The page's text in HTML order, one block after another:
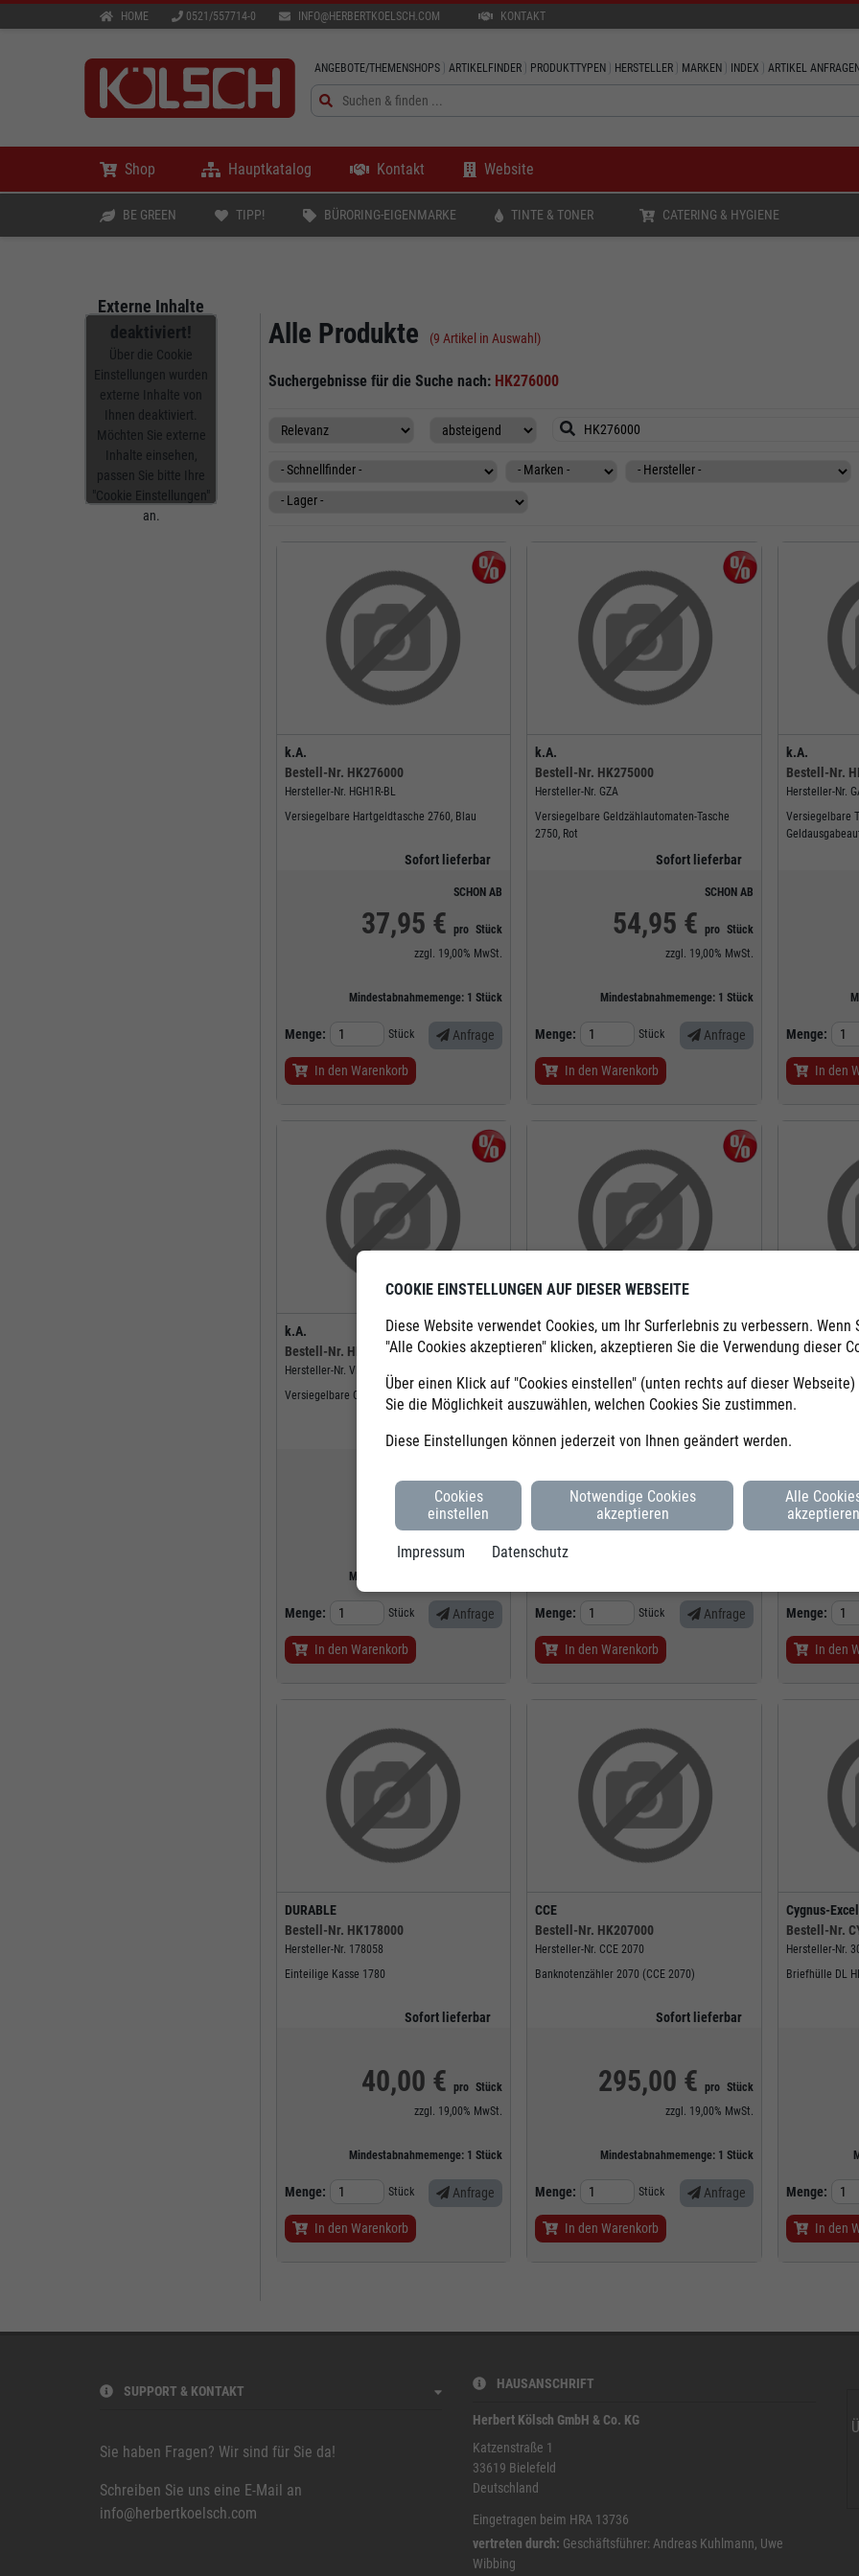
HOME 0521/557714-0 INFO@HERBERTKOELSCH.COM KONTAKT
ANGEBOTE/THEMENSHOPS ARTIKELFINDER PRODUKTTYPEN HERSTELLER MARKEN INDEX ARTIKEL
Shop Hauptkatalog Kontakt Website
BE GREEN TIPP! BÜRORING-EIGENMARKE TINTE & TONER CATERING & HYGIENE
Externe Inhalte
deaktiviert!
Über die Cookie
Einstellungen wurden
externe Inhalte von
Ihnen deaktiviert.
Möchten Sie externe
Inhalte einsehen,
passen Sie bitte Ihre
"Cookie Einstellungen"
an.
Alle Produkte (9 Artikel in Auswahl)
Suchergebnisse für die Suche nach: HK276000
k.A.
Bestell-Nr. HK276000
Hersteller-Nr. HGH1R-BL
Versiegelbare Hartgeldtasche 2760, Blau
Sofort lieferbar
SCHON AB
37,95 € pro Stück
zzgl. 19,00% MwSt.
Mindestabnahmemenge: 1 Stück
Menge: Stück Anfrage
In den Warenkorb
k.A.
Bestell-Nr. HK275000
Hersteller-Nr. GZA
Versiegelbare Geldzählautomaten-Tasche
2750, Rot
Sofort lieferbar
SCHON AB
54,95 € pro Stück
zzgl. 19,00% MwSt.
Mindestabnahmemenge: 1 Stück
Menge: Stück Anfrage
In den Warenkorb
k.A.
Bestell-Nr.
Hersteller-Nr.
Versiegelbare
Menge:
In den
k.A.
Bestell-Nr. HK274000
Hersteller-Nr. VFTO
Versiegelbare Ordnertasche 2740, Blau
Sofort lieferbar
47,15 € pro Stück
zzgl. 19,00% MwSt.
Mindestabnahmemenge:
Menge: Stück Anfrage
In den Warenkorb
KÖLSCH
Bestell-Nr. HK202000
Kugelschreiberständer 202, neutral ohne
Aufdruck
Sofort lieferbar
8,80 €
zzgl. 19,00% MwSt.
Menge: Stück Anfrage
In den Warenkorb
CCE
Bestell-Nr.
Menge:
In den
DURABLE
Bestell-Nr. HK178000
Hersteller-Nr. 178058
Einteilige Kasse 1780
Sofort lieferbar
40,00 € pro Stück
zzgl. 19,00% MwSt.
Mindestabnahmemenge: 1 Stück
Menge: Stück Anfrage
In den Warenkorb
CCE
Bestell-Nr. HK207000
Hersteller-Nr. CCE 2070
Banknotenzähler 2070 (CCE 2070)
Sofort lieferbar
295,00 € pro Stück
zzgl. 19,00% MwSt.
Mindestabnahmemenge: 1 Stück
Menge: Stück Anfrage
In den Warenkorb
Cygnus-
Bestell-Nr.
Hersteller-Nr.
Briefhülle DL
Menge:
In den
SUPPORT & KONTAKT
Sie haben Fragen? Wir sind für Sie da!
Schreiben Sie uns eine E-Mail an
info@herbertkoelsch.com
HAUSANSCHRIFT
Herbert Kölsch GmbH & Co. KG
Katzenstraße 1
33619 Bielefeld
Deutschland
Eingetragen beim HRA 13736
vertreten durch: Geschäftsführer: Andreas Kuhlmann, Uwe
Wibbing
COOKIE EINSTELLUNGEN AUF DIESER WEBSEITE
Diese Website verwendet Cookies, um Ihr Surferlebnis zu verbessern. Wenn
"Alle Cookies akzeptieren" klicken, akzeptieren Sie die Verwendung dieser
Über einen Klick auf "Cookies einstellen" (unten rechts auf dieser Webseite)
Sie die Möglichkeit auszuwählen, welchen Cookies Sie zustimmen.
Diese Einstellungen können jederzeit von Ihnen geändert werden.
Cookies
einstellen
Notwendige Cookies
akzeptieren
Alle
akzeptieren
Impressum Datenschutz